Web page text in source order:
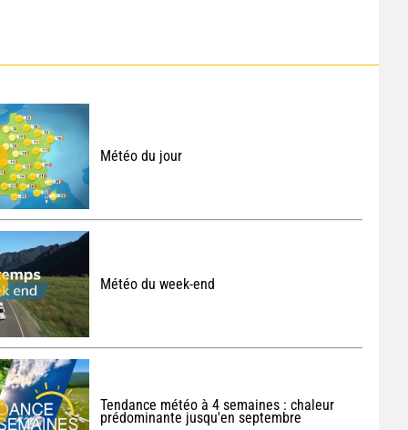
Météo du jour
Météo du week-end
Tendance météo à 4 semaines : chaleur
prédominante jusqu'en septembre